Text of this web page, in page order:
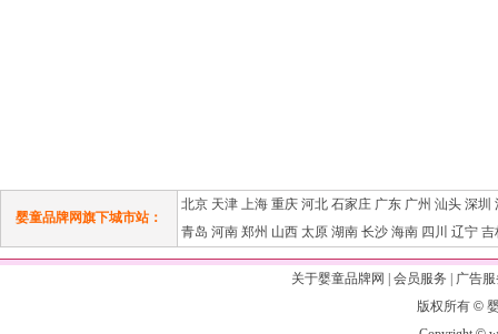
婴童品牌网旗下城市站：
北京 天津 上海 重庆 河北 石家庄 广东 广州 汕头 深圳
青岛 河南 郑州 山西 太原 湖南 长沙 海南 四川 辽宁 吉
关于婴童品牌网 会员服务
广告
版权所有 ©